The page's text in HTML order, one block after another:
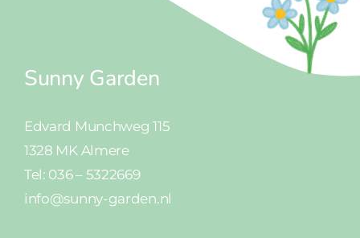
Sunny Garden
Edvard Munchweg 115
1328 MK Almere
Tel: 036 – 5322669
info@sunny-garden.nl